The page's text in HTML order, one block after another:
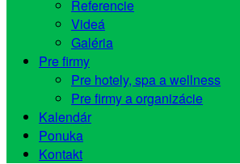
Referencie
Videá
Galéria
Pre firmy
Pre hotely, spa a wellness
Pre firmy a organizácie
Kalendár
Ponuka
Kontakt